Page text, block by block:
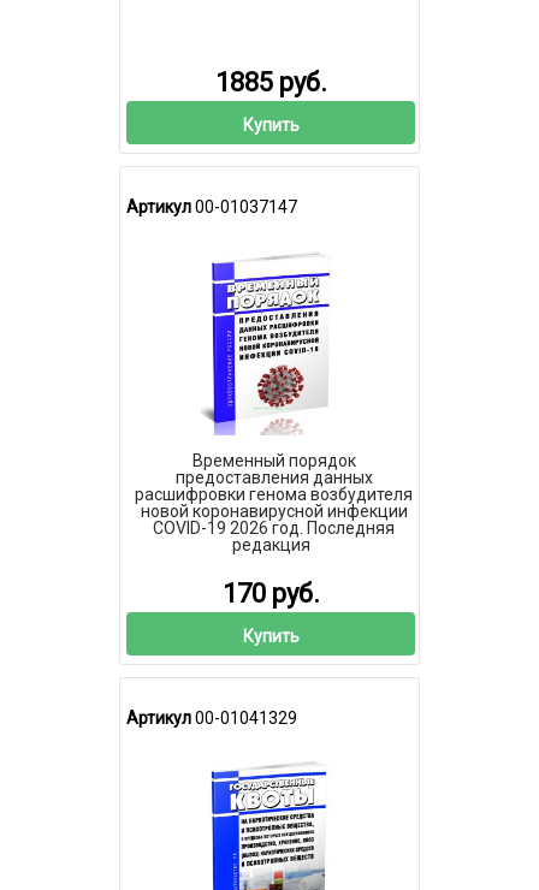
1885 руб.
Купить
Артикул00-01037147
Временный порядок
предоставления данных
расшифровки генома возбудителя
новой коронавирусной инфекции
COVID-19 2026 год. Последняя
редакция
170 руб.
Купить
Артикул00-01041329